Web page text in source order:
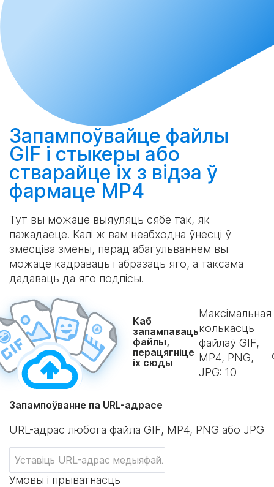
Запампоўвайце файлы
GIF і стыкеры або
стварайцеіх з відэа ў
фармаце MP4
Тут вы можаце выяўляць сябе так, як
пажадаеце. Калі ж вам неабходна ўнесці ў
змесціва змены, перад абагульваннем вы
можаце кадраваць і абразаць яго, а таксама
дадаваць да яго подпісы.
Каб
запампаваць
файлы,
перацягніце
іх сюды
Максімальная
колькасць
файлаў GIF,
MP4, PNG,
JPG: 10
Запампоўванне па URL-адрасе
URL-адрас любога файла GIF, MP4, PNG або JPG
Умовы і прыватнасць